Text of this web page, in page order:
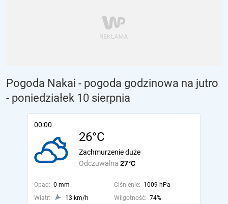
Pogoda Nakai - pogoda godzinowa na jutro
- poniedziałek 10 sierpnia
00:00
26°C
Odczuwalna 27°C
Zachmurzenie duże
Opad: 0 mm Ciśnienie: 1009 hPa
Wiatr:
13 km/h Wilgotność: 74%